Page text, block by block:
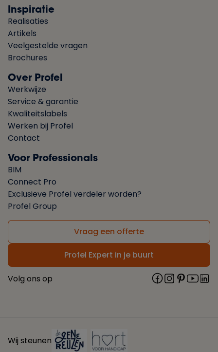
Inspiratie
Realisaties
Artikels
Veelgestelde vragen
Brochures
Over Profel
Werkwijze
Service & garantie
Kwaliteitslabels
Werken bij Profel
Contact
Voor Professionals
BIM
Connect Pro
Exclusieve Profel verdeler worden?
Profel Group
Vraag een offerte
Profel Expert in je buurt
Volg ons op
Wij steunen